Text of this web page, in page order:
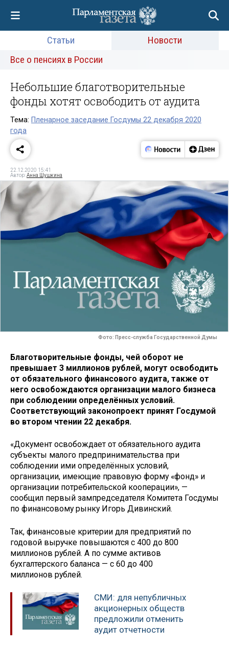
Статьи
Новости
Все о пенсиях в России
Небольшие благотворительные
фонды хотят освободить от аудита
Тема: Пленарное заседание Госдумы 22 декабря 2020
года
22.12.2020 15:41
Автор:Анна Шушкина
Фото: Пресс-служба Государственной Думы
Благотворительные фонды, чей оборот не
превышает 3 миллионов рублей, могут освободить
от обязательного финансового аудита, также от
него освобождаются организации малого бизнеса
при соблюдении определённых условий.
Соответствующий законопроект принят Госдумой
во втором чтении 22 декабря.
«Документ освобождает от обязательного аудита
субъекты малого предпринимательства при
соблюдении ими определённых условий,
организации, имеющие правовую форму «фонд» и
организации потребительской кооперации», —
сообщил первый зампредседателя Комитета Госдумы
по финансовому рынку Игорь Дивинский.
Так, финансовые критерии для предприятий по
годовой выручке повышаются с 400 до 800
миллионов рублей. А по сумме активов
бухгалтерского баланса — с 60 до 400
миллионов рублей.
СМИ: для непубличных
акционерных обществ
предложили отменить
аудит отчетности